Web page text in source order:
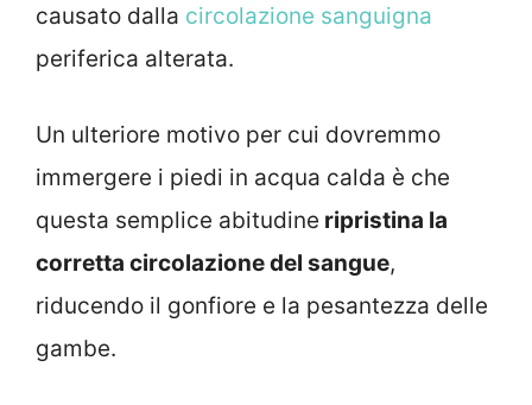
causato dalla circolazione sanguigna
periferica alterata.
Un ulteriore motivo per cui dovremmo
immergere i piedi in acqua calda è che
questa semplice abitudine ripristina la
corretta circolazione del sangue,
riducendo il gonfiore e la pesantezza delle
gambe.